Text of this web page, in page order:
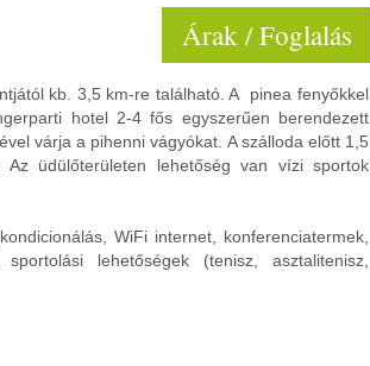
Árak / Foglalás
kb. 3,5 km-re található. A pinea fenyőkkel
hotel 2-4 fős egyszerűen berendezett
várja a pihenni vágyókat. A szálloda előtt 1,5
Az üdülőterületen lehetőség van vízi sportok
WiFi internet, konferenciatermek,
lehetőségek (tenisz, asztalitenisz,